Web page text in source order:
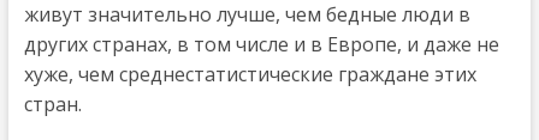
живут значительно лучше, чем бедные люди в
других странах, в том числе и в Европе, и даже не
хуже, чем среднестатистические граждане этих
стран.